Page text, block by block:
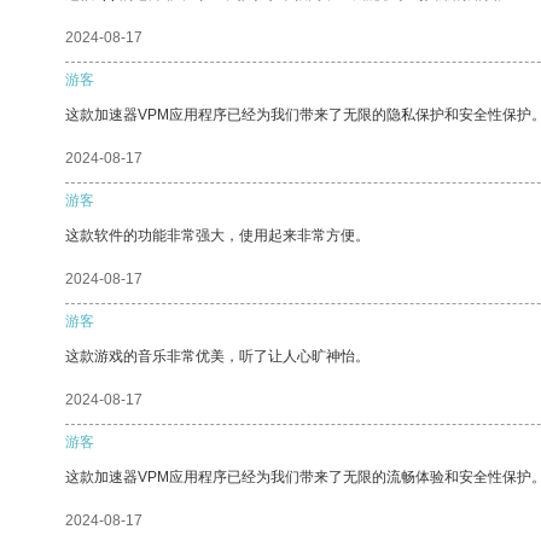
2024-08-17
游客
这款加速器VPM应用程序已经为我们带来了无限的隐私保护和安全性保护
2024-08-17
游客
这款软件的功能非常强大，使用起来非常方便。
2024-08-17
游客
这款游戏的音乐非常优美，听了让人心旷神怡。
2024-08-17
游客
这款加速器VPM应用程序已经为我们带来了无限的流畅体验和安全性保护
2024-08-17